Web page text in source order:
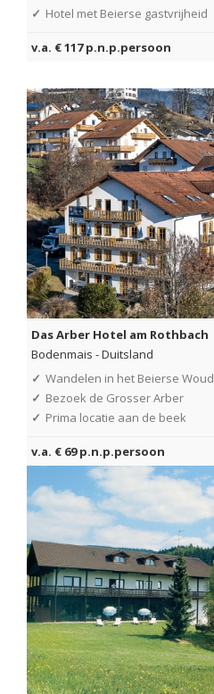
✓ Hotel met Beierse gastvrijheid
v.a. € 117 p.n.p.persoon
Das Arber Hotel am Rothbach
Bodenmais -Duitsland
✓ Wandelen in het Beierse Woud
✓ Bezoek de Grosser Arber
✓ Prima locatie aan de beek
v.a. € 69 p.n.p.persoon